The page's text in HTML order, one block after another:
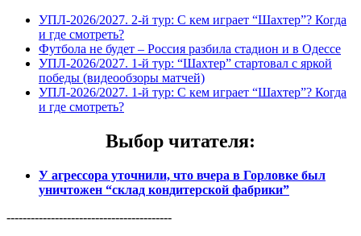
УПЛ-2026/2027. 2-й тур: С кем играет “Шахтер”? Когда
и где смотреть?
Футбола не будет – Россия разбила стадион и в Одессе
УПЛ-2026/2027. 1-й тур: “Шахтер” стартовал с яркой
победы (видеообзоры матчей)
УПЛ-2026/2027. 1-й тур: С кем играет “Шахтер”? Когда
и где смотреть?
Выбор читателя:
У агрессора уточнили, что вчера в Горловке был
уничтожен “склад кондитерской фабрики”
-----------------------------------------